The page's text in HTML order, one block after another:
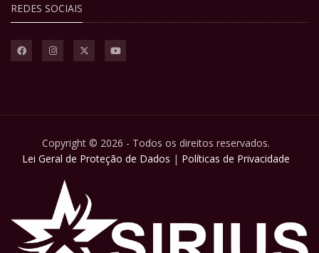
REDES SOCIAIS
Copyright © 2026 - Todos os direitos reservados.
Lei Geral de Proteção de Dados | Políticas de Privacidade